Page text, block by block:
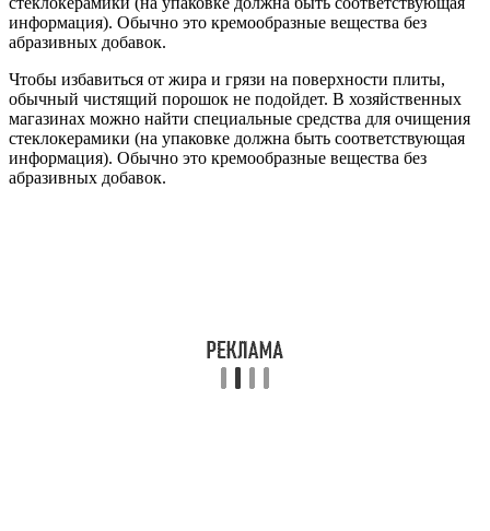
информация). Обычно это кремообразные вещества без
абразивных добавок.
Чтобы избавиться от жира и грязи на поверхности плиты,
обычный чистящий порошок не подойдет. В хозяйственных
магазинах можно найти специальные средства для очищения
стеклокерамики (на упаковке должна быть соответствующая
информация). Обычно это кремообразные вещества без
абразивных добавок.